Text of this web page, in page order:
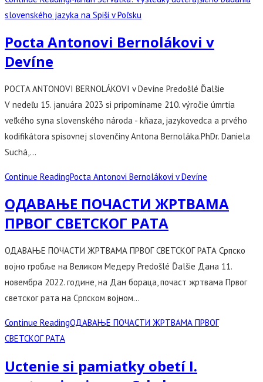
slovenského jazyka na Spiši v Poľsku
Pocta Antonovi Bernolákovi v
Devíne
POCTA ANTONOVI BERNOLÁKOVI v Devíne Predošlé Ďalšie
V nedeľu 15. januára 2023 si pripomíname 210. výročie úmrtia
veľkého syna slovenského národa - kňaza, jazykovedca a prvého
kodifikátora spisovnej slovenčiny Antona Bernoláka.PhDr. Daniela
Suchá,…
Continue ReadingPocta Antonovi Bernolákovi v Devíne
ОДАВАЊЕ ПОЧАСТИ ЖРТВАМА
ПРВОГ СВЕТСКОГ РАТА
ОДАВАЊЕ ПОЧАСТИ ЖРТВАМА ПРВОГ СВЕТСКОГ РАТА Српско
војно гробље на Великом Медеру Predošlé Ďalšie Дана 11.
новембра 2022. године, на Дан бораца, почаст жртвама Првог
светског рата на Српском војном…
Continue ReadingОДАВАЊЕ ПОЧАСТИ ЖРТВАМА ПРВОГ
СВЕТСКОГ РАТА
Uctenie si pamiatky obetí I.